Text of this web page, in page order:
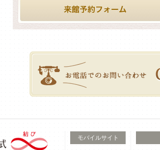
モバイルサイト